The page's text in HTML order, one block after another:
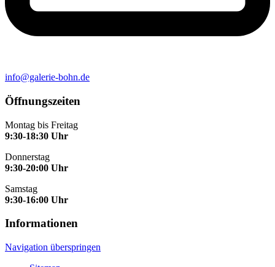
info@galerie-bohn.de
Öffnungszeiten
Montag bis Freitag
9:30-18:30 Uhr
Donnerstag
9:30-20:00 Uhr
Samstag
9:30-16:00 Uhr
Informationen
Navigation überspringen